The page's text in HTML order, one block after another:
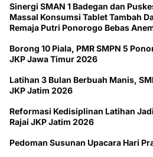
Sinergi SMAN 1 Badegan dan
Massal Konsumsi Tablet Tambah
Remaja Putri Ponorogo Bebas
Borong 10 Piala, PMR SMPN 5
JKP Jawa Timur 2026
Latihan 3 Bulan Berbuah Manis,
JKP Jatim 2026
Reformasi Kedisiplinan Latihan
Rajai JKP Jatim 2026
Pedoman Susunan Upacara Hari